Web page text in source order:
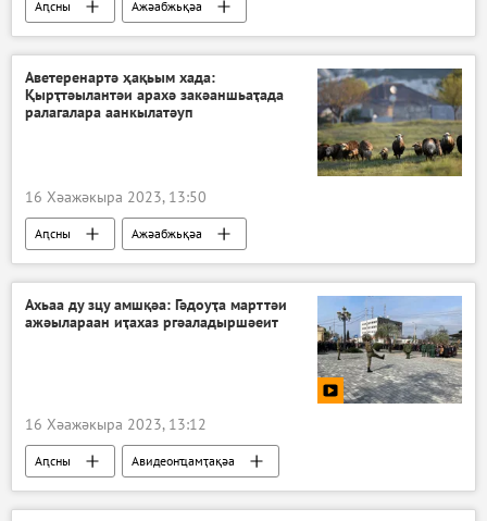
Аԥсны Ажәабжьқәа
Аветеренартә ҳақьым хада:
Қырҭтәылантәи арахә закәаншьаҭада
ралагалара аанкылатәуп
16 Хәажәкыра 2023, 13:50
Аԥсны Ажәабжьқәа
Ахьаа ду зцу амшқәа: Гәдоуҭа марттәи
ажәылараан иҭахаз ргәаладыршәеит
16 Хәажәкыра 2023, 13:12
Аԥсны Авидеонҵамҭақәа